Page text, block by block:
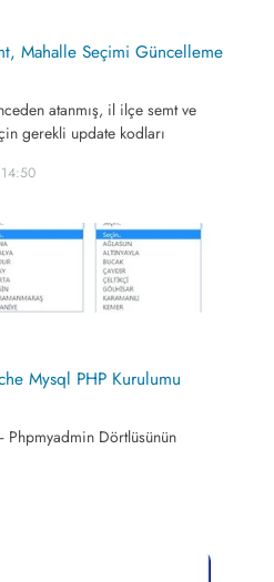
Mahalle Seçimi Güncelleme
atanmış, il ilçe semt ve
gerekli update kodları
Mysql PHP Kurulumu
Dörtlüsünün